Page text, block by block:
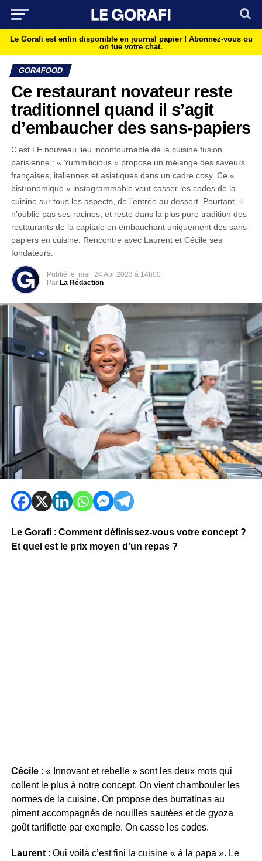
Le Gorafi est enfin disponible en journal papier ! Abonnez-vous ou
on tue votre chat.
GORAFOOD
Ce restaurant novateur reste
traditionnel quand il s’agit
d’embaucher des sans-papiers
C’est LE nouveau lieu incontournable de la cuisine fusion
parisienne : « Yummilicious » propose un mélange des saveurs
françaises, italiennes et asiatiques dans un cadre cosy. Ce «
bistronomique » instagrammable veut casser les codes de la
cuisine sur tous les aspects, de l’entrée au dessert. Pourtant, il
n’oublie pas ses racines, et reste dans la plus pure tradition des
restaurants de la capitale en embauchant uniquement des sans-
papiers en cuisine. Rencontre avec Laurent et Cécile ses
fondateurs.
Publié le mar 24 Apr 2023 à 14h00
Par La Rédaction
Le Gorafi: Comment définissez-vous votre concept ?
Et quel est le prix moyen d’un repas ?
Cécile: « Innovant et rebelle » sont les deux mots qui
collent le plus à notre concept. On vient chambouler les
normes de la cuisine. On propose des burratinas au
piment accompagnés de nouilles sautées et de gyoza
goût tartiflette par exemple. On casse les codes.
Laurent : Oui voilà c’est fini la cuisine « à la papa ». Le